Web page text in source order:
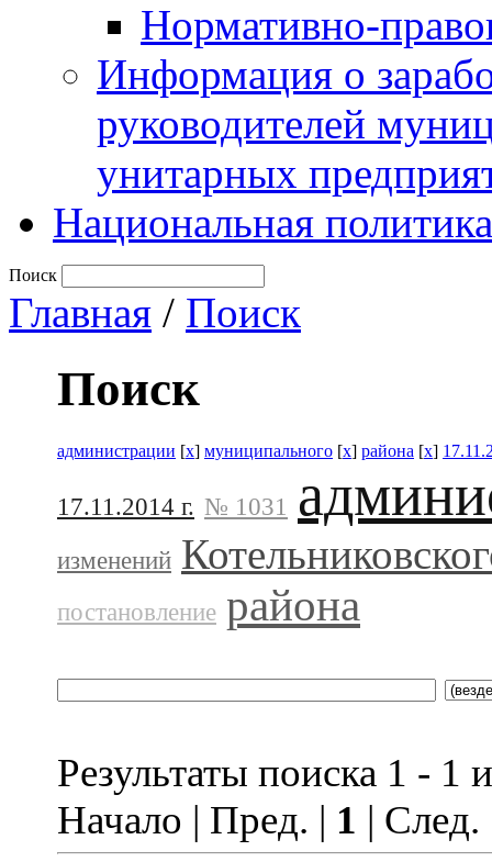
Нормативно-
Информация о
руководителей
унитарных
Национальная политика
Поиск
Главная / Поиск
Поиск
администрации [x] муниципального [x] района [x]
17.11.2014 г. № 1031
изменений
постановление района
Результаты поиска 1 - 1
Начало | Пред. | 1 |